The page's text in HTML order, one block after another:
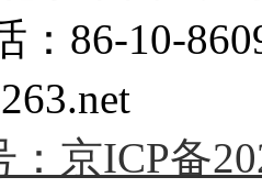
：86-10-
京ICP备